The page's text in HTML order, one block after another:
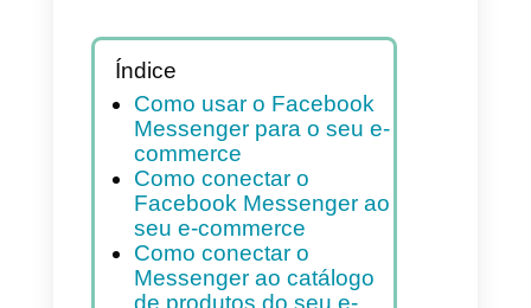
Facebook Messenger para
gerar novas vendas para o
seu e-commerce
Índice